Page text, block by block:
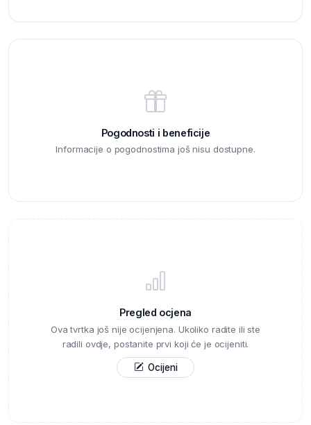
Pogodnosti i beneficije
Informacije o pogodnostima još nisu dostupne.
Pregled ocjena
Ova tvrtka još nije ocijenjena. Ukoliko radite ili ste
radili ovdje, postanite prvi koji će je ocijeniti.
Ocijeni